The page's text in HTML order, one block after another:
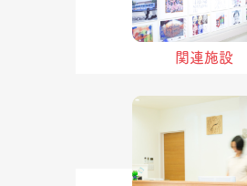
関連施設